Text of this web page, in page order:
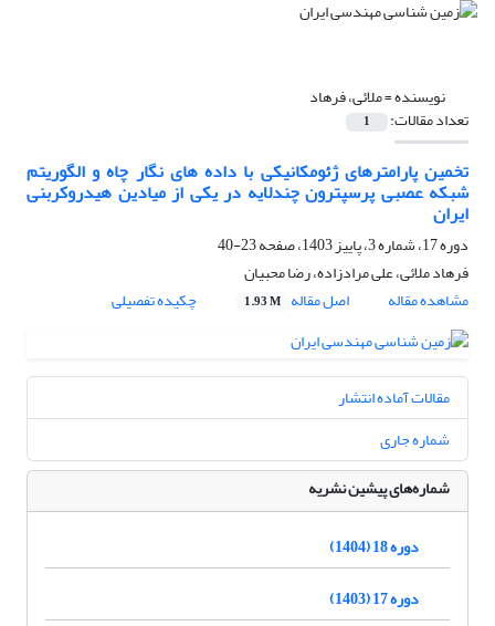
نویسنده =ملائی، فرهاد
تعداد مقالات: 1
تخمین پارامترهای ژئومکانیکی با داده های نگار چاه و الگوریتم
شبکه عصبی پرسپترون چندلایه در یکی از میادین هیدروکربنی
ایران
دوره 17، شماره 3، پاییز 1403، صفحه
23-40
فرهاد ملائی، علی مرادزاده، رضا محبیان
مشاهده مقاله
اصل مقاله 1.93 M چکیده تفصیلی
مقالات آماده انتشار
شماره جاری
شماره‌های پیشین نشریه
دوره 18 (1404)
دوره 17 (1403)